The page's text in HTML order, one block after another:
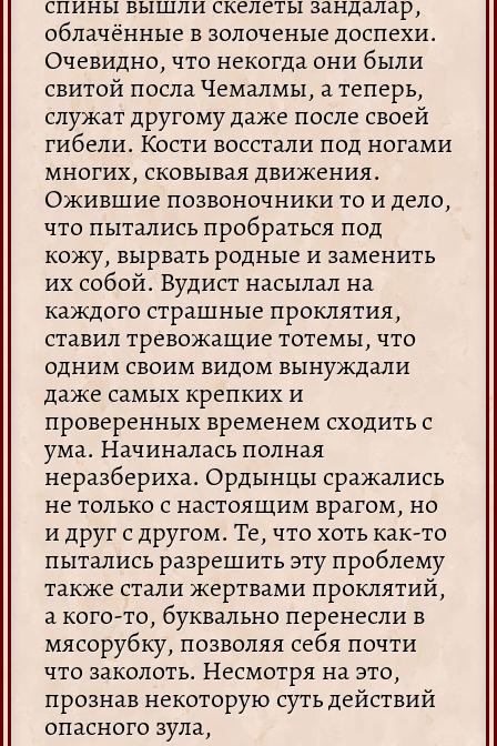
облачённые в золоченые доспехи.
Очевидно, что некогда они были
свитой посла Чемалмы, а теперь,
служат другому даже после своей
гибели. Кости восстали под ногами
многих, сковывая движения.
Ожившие позвоночники то и дело,
что пытались пробраться под
кожу, вырвать родные и заменить
их собой. Вудист насылал на
каждого страшные проклятия,
ставил тревожащие тотемы, что
одним своим видом вынуждали
даже самых крепких и
проверенных временем сходить с
ума. Начиналась полная
неразбериха. Ордынцы сражались
не только с настоящим врагом, но
и друг с другом. Те, что хоть как-то
пытались разрешить эту проблему
также стали жертвами проклятий,
а кого-то, буквально перенесли в
мясорубку, позволяя себя почти
что заколоть. Несмотря на это,
прознав некоторую суть действий
опасного зула,